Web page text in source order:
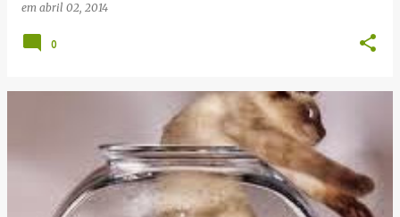
em abril 02, 2014
0